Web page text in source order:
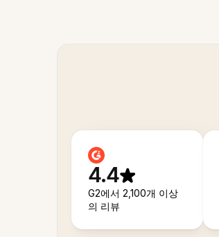
4.4
G2에서 2,100개 이상
의 리뷰